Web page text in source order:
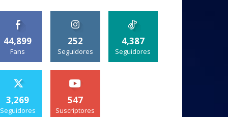
44,899
Fans
252
Seguidores
4,387
Seguidores
3,269
Seguidores
547
Suscriptores